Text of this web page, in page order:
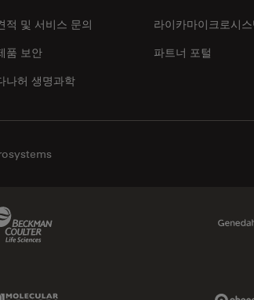
적 및 서비스 문의
라이카마이크로시
품 보안
파트너 포털
나허 생명과학
Molecular Devices Link